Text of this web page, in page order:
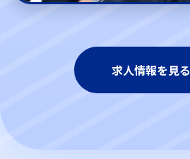
求人情報を見る